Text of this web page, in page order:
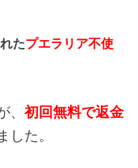
たプエラリア不使
、初回無料で返金
した。